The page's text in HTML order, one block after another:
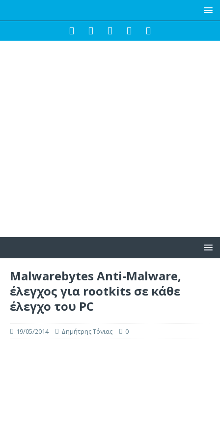
Malwarebytes Anti-Malware,
έλεγχος για rootkits σε κάθε
έλεγχο του PC
19/05/2014 Δημήτρης Τόνιας 0